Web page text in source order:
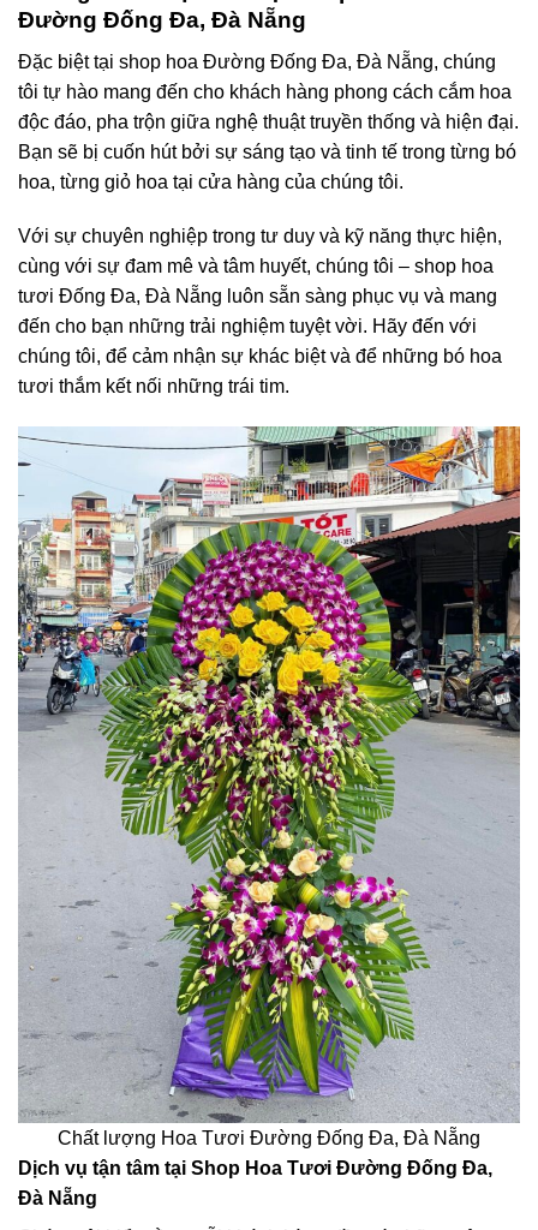
Đường Đống Đa, Đà Nẵng
Đặc biệt tại shop hoa Đường Đống Đa, Đà Nẵng, chúng
tôi tự hào mang đến cho khách hàng phong cách cắm hoa
độc đáo, pha trộn giữa nghệ thuật truyền thống và hiện đại.
Bạn sẽ bị cuốn hút bởi sự sáng tạo và tinh tế trong từng bó
hoa, từng giỏ hoa tại cửa hàng của chúng tôi.
Với sự chuyên nghiệp trong tư duy và kỹ năng thực hiện,
cùng với sự đam mê và tâm huyết, chúng tôi – shop hoa
tươi Đống Đa, Đà Nẵng luôn sẵn sàng phục vụ và mang
đến cho bạn những trải nghiệm tuyệt vời. Hãy đến với
chúng tôi, để cảm nhận sự khác biệt và để những bó hoa
tươi thắm kết nối những trái tim.
Chất lượng Hoa Tươi Đường Đống Đa, Đà Nẵng
Dịch vụ tận tâm tại Shop Hoa Tươi Đường Đống Đa,
Đà Nẵng